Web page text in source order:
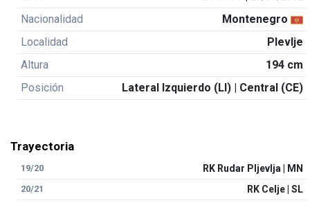
Nacionalidad
Montenegro
Localidad
Plevlje
Altura
194 cm
Posición
Lateral Izquierdo (LI) | Central (CE)
Trayectoria
19/20 RK Rudar Pljevlja | MN
20/21 RK Celje | SL